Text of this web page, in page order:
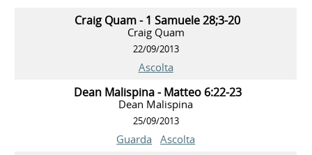
Craig Quam - 1 Samuele 28;3-20
Craig Quam
22/09/2013
Ascolta
Dean Malispina - Matteo 6:22-23
Dean Malispina
25/09/2013
Guarda Ascolta